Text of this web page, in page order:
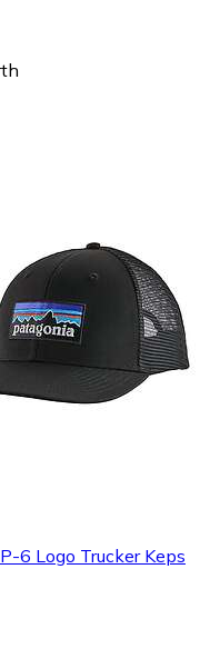
6 Logo Trucker Keps